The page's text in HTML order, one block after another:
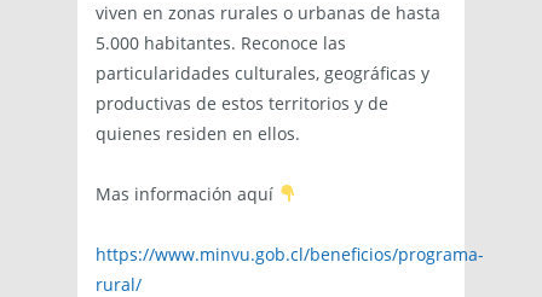
viven en zonas rurales o urbanas de hasta
5.000 habitantes. Reconoce las
particularidades culturales, geográficas y
productivas de estos territorios y de
quienes residen en ellos.
Mas información aquí
https://www.minvu.gob.cl/beneficios/programa-
rural/